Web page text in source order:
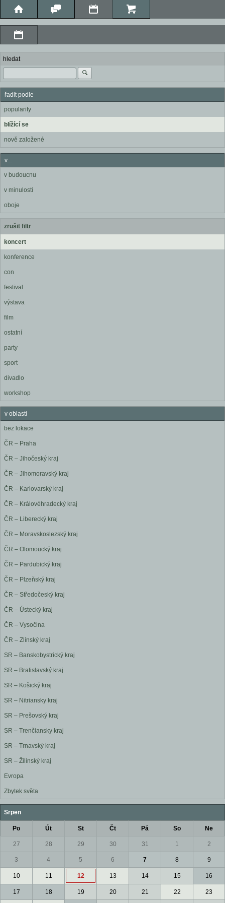
hledat
řadit podle
popularity
blížící se
nově založené
v...
v budoucnu
v minulosti
oboje
zrušit filtr
koncert
konference
con
festival
výstava
film
ostatní
party
sport
divadlo
workshop
v oblasti
bez lokace
ČR – Praha
ČR – Jihočeský kraj
ČR – Jihomoravský kraj
ČR – Karlovarský kraj
ČR – Královéhradecký kraj
ČR – Liberecký kraj
ČR – Moravskoslezský kraj
ČR – Olomoucký kraj
ČR – Pardubický kraj
ČR – Plzeňský kraj
ČR – Středočeský kraj
ČR – Ústecký kraj
ČR – Vysočina
ČR – Zlínský kraj
SR – Banskobystrický kraj
SR – Bratislavský kraj
SR – Košický kraj
SR – Nitriansky kraj
SR – Prešovský kraj
SR – Trenčiansky kraj
SR – Trnavský kraj
SR – Žilinský kraj
Evropa
Zbytek světa
Srpen
Po Út St Čt Pá So Ne
27 28 29 30 31 1 2
3 4 5 6 7 8 9
10 11 12 13 14 15 16
17 18 19 20 21 22 23